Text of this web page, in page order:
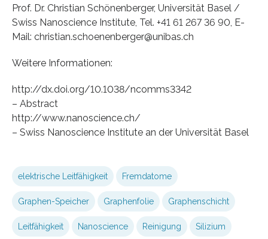
Prof. Dr. Christian Schönenberger, Universität Basel /
Swiss Nanoscience Institute, Tel. +41 61 267 36 90, E-
Mail: christian.schoenenberger@unibas.ch
Weitere Informationen:
http://dx.doi.org/10.1038/ncomms3342
– Abstract
http://www.nanoscience.ch/
– Swiss Nanoscience Institute an der Universität Basel
elektrische Leitfähigkeit Fremdatome
Graphen-Speicher Graphenfolie Graphenschicht
Leitfähigkeit Nanoscience Reinigung Silizium